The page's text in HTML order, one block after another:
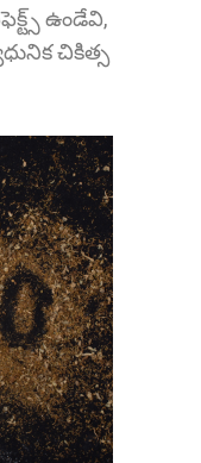
ఉండేవి,
చికిత్స